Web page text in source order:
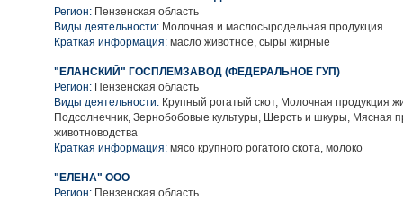
Регион: Пензенская область
Виды деятельности: Молочная и маслосыродельная продукция
Краткая информация: масло животное, сыры жирные
"ЕЛАНСКИЙ" ГОСПЛЕМЗАВОД (ФЕДЕРАЛЬНОЕ ГУП)
Регион: Пензенская область
Виды деятельности: Крупный рогатый скот, Молочная продукция
Подсолнечник, Зернобобовые культуры, Шерсть и шкуры, Мясная
животноводства
Краткая информация: мясо крупного рогатого скота, молоко
"ЕЛЕНА" ООО
Регион: Пензенская область